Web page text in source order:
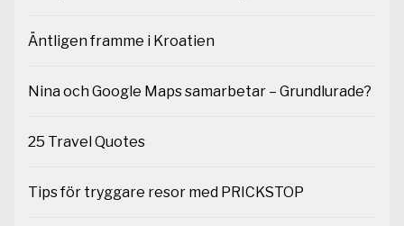
Äntligen framme i Kroatien
Nina och Google Maps samarbetar – Grundlurade?
25 Travel Quotes
Tips för tryggare resor med PRICKSTOP